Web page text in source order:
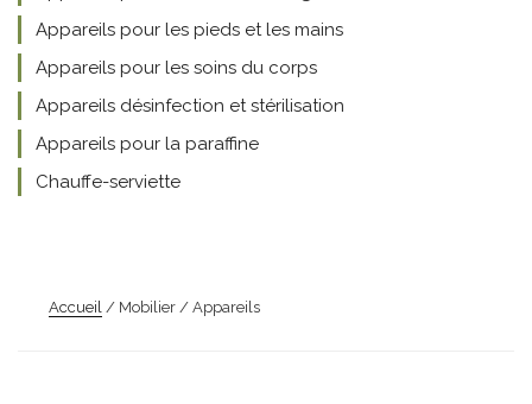
Accueil / Mobilier / Appareils
Appareils pour les pieds et les mains
Appareils pour les soins du corps
Appareils désinfection et stérilisation
Appareils pour la paraffine
Chauffe-serviette